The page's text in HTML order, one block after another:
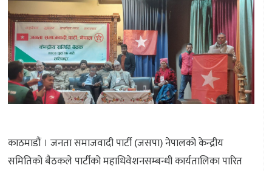
काठमाडौं । जनता समाजवादी पार्टी (जसपा) नेपालको केन्द्रीय
समितिको बैठकले पार्टीको महाधिवेशनसम्बन्धी कार्यतालिका पारित